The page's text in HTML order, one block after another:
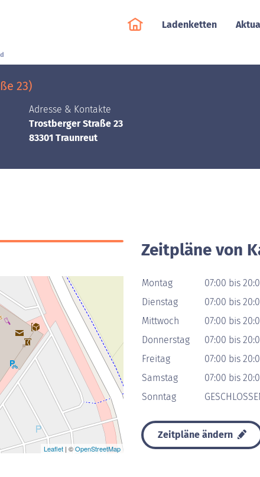
Ladenketten
23)
Adresse & Kontakte
Trostberger Straße 23
83301 Traunreut
Leaflet | ©OpenStreetMap
Zeitpläne von
Montag
07:00 bis
Dienstag
07:00 bis
Mittwoch
07:00 bis
Donnerstag
07:00 bis
Freitag
07:00 bis
Samstag
07:00 bis
Sonntag
Zeitpläne ändern